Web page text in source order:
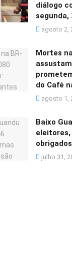
diálogo
segunda,
agosto 2,
Mortes
do Café
agosto 1,
Baixo
eleitores,
julho 31,